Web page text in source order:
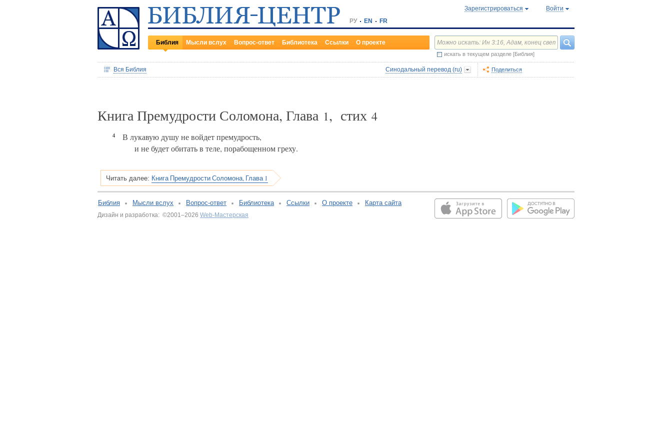
РУ EN FR
Зарегистрироваться Войти
Библия Мысли вслух Вопрос-ответ Библиотека Ссылки О проекте
искать в текущем разделе [Библия]
Вся Библия Синодальный перевод (ru) Поделиться
Книга Премудрости Соломона, Глава 1, стих 4
4
В лукавую душу не войдет премудрость,
и не будет обитать в теле, порабощенном греху.
Читать далее: Книга Премудрости Соломона, Глава 1
Библия Мысли вслух Вопрос-ответ Библиотека Ссылки О проекте Карта сайта
Дизайн и разработка: ©2001–2026 Web-Мастерская